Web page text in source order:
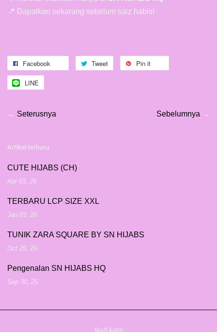
📍 Dapatkan sekarang sebelum saiz habis!
Facebook Tweet Pin it
LINE
← Seterusnya Sebelumnya →
Artikel terbaru
CUTE HIJABS (CH)
Apr 03, 26
TERBARU LCP SIZE XXL
Jan 03, 26
TUNIK ZARA SQUARE BY SN HIJABS
Oct 25, 25
Pengenalan SN HIJABS HQ
Sep 30, 25
Ikuti kami